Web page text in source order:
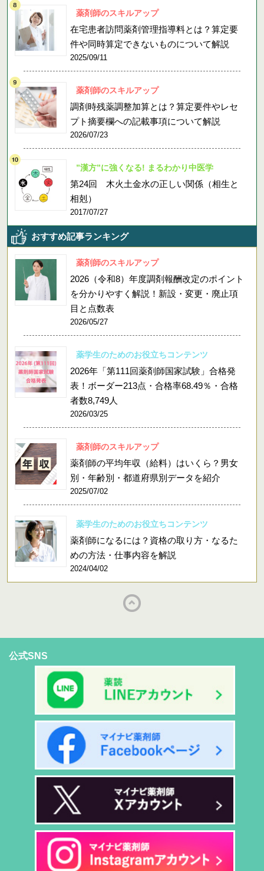
薬剤師のスキルアップ
在宅患者訪問薬剤管理指導料とは？算定要
件や同時算定できないものについて解説
2025/09/11
薬剤師のスキルアップ
調剤時残薬調整加算とは？算定要件やレセ
プト摘要欄への記載事項について解説
2026/07/23
”漢方”に強くなる! まるわかり中医学
第24回 木火土金水の正しい関係（相生と
相剋）
2017/07/27
おすすめ記事ランキング
薬剤師のスキルアップ
2026（令和8）年度調剤報酬改定のポイント
を分かりやすく解説！新設・変更・廃止項
目と点数表
2026/05/27
薬学生のためのお役立ちコンテンツ
2026年「第111回薬剤師国家試験」合格発
表！ボーダー213点・合格率68.49％・合格
者数8,749人
2026/03/25
薬剤師のスキルアップ
薬剤師の平均年収（給料）はいくら？男女
別・年齢別・都道府県別データを紹介
2025/07/02
薬学生のためのお役立ちコンテンツ
薬剤師になるには？資格の取り方・なるた
めの方法・仕事内容を解説
2024/04/02
公式SNS